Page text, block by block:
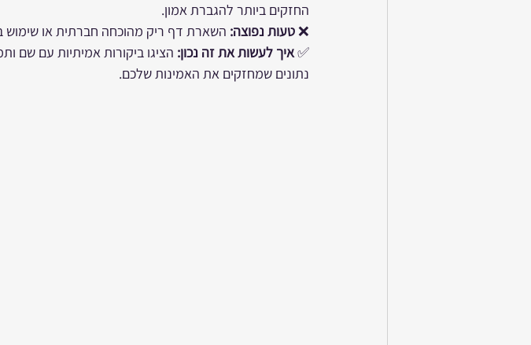
החזקים ביותר להגברת אמון.
❌ טעות נפוצה: השארת דף ריק מהוכחה חברתית או שימוש
✅ איך לעשות את זה נכון: הציגו ביקורות אמיתיות עם שם
נתונים שמחזקים את האמינות שלכם.